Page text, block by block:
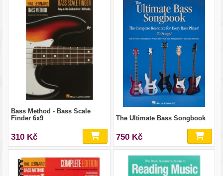
Bass Method - Bass Scale
Finder 6x9
310 Kč
The Ultimate Bass Songbook
750 Kč